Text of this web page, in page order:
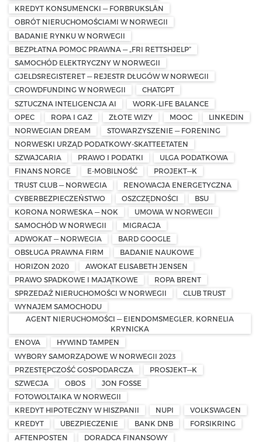
KREDYT KONSUMENCKI — FORBRUKSLÅN
OBRÓT NIERUCHOMOŚCIAMI W NORWEGII
BADANIE RYNKU W NORWEGII
BEZPŁATNA POMOC PRAWNA — „FRI RETTSHJELP”
SAMOCHÓD ELEKTRYCZNY W NORWEGII
GJELDSREGISTERET — REJESTR DŁUGÓW W NORWEGII
CROWDFUNDING W NORWEGII
CHATGPT
SZTUCZNA INTELIGENCJA AI
WORK-LIFE BALANCE
OPEC
ROPA I GAZ ZŁOTE WIZY MOOC
LINKEDIN
NORWEGIAN DREAM
STOWARZYSZENIE — FORENING
NORWESKI URZĄD PODATKOWY-SKATTEETATEN
SZWAJCARIA
PRAWO I PODATKI
ULGA PODATKOWA
FINANS NORGE
E-MOBILNOŚĆ
PROJEKT—K
TRUST CLUB — NORWEGIA
RENOWACJA ENERGETYCZNA
CYBERBEZPIECZEŃSTWO
OSZCZĘDNOŚCI
BSU
KORONA NORWESKA — NOK
UMOWA W NORWEGII
SAMOCHÓD W NORWEGII
MIGRACJA
ADWOKAT — NORWEGIA
BARD GOOGLE
OBSŁUGA PRAWNA FIRM
BADANIE NAUKOWE
HORIZON 2020
AWOKAT ELISABETH JENSEN
PRAWO SPADKOWE I MAJĄTKOWE
ROPA BRENT
SPRZEDAŻ NIERUCHOMOŚCI W NORWEGII
CLUB TRUST
WYNAJEM SAMOCHODU
AGENT NIERUCHOMOŚCI — EIENDOMSMEGLER, KORNELIA
KRYNICKA
ENOVA
HYWIND TAMPEN
WYBORY SAMORZĄDOWE W NORWEGII 2023
PRZESTĘPCZOŚĆ GOSPODARCZA
PROSJEKT—K
SZWECJA
OBOS
JON FOSSE
FOTOWOLTAIKA W NORWEGII
KREDYT HIPOTECZNY W HISZPANII
NUPI
VOLKSWAGEN
KREDYT
UBEZPIECZENIE BANK DNB
FORSIKRING
AFTENPOSTEN
DORADCA FINANSOWY